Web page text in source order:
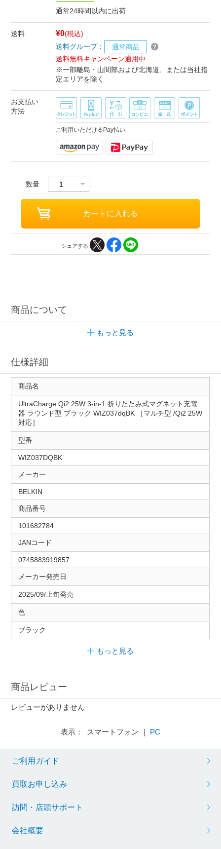
通常24時間以内に出荷
送料 ¥0(税込)
送料グループ：
通常商品
送料無料キャンペーン適用中
※一部離島・山間部および北海道、または当社指
定エリアを除く
お支払い
方法
ご利用いただけるPay払い
数量
シェアする
商品について
もっと見る
仕様詳細
商品名
UltraCharge Qi2 25W 3-in-1 折りたたみ式マグネット充電
器 ラウンド型 ブラック WIZ037dqBK ［マルチ型 /Qi2 25W
対応］
型番
WIZ037DQBK
メーカー
BELKIN
商品番号
101682784
JANコード
0745883919857
メーカー発売日
2025/09/上旬発売
色
ブラック
もっと見る
商品レビュー
レビューがありません
表示： スマートフォン ｜ PC
ご利用ガイド
買取お申し込み
訪問・店頭サポート
会社概要